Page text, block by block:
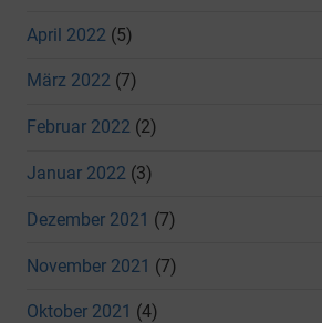
April 2022 (5)
März 2022 (7)
Februar 2022 (2)
Januar 2022 (3)
Dezember 2021 (7)
November 2021 (7)
Oktober 2021 (4)